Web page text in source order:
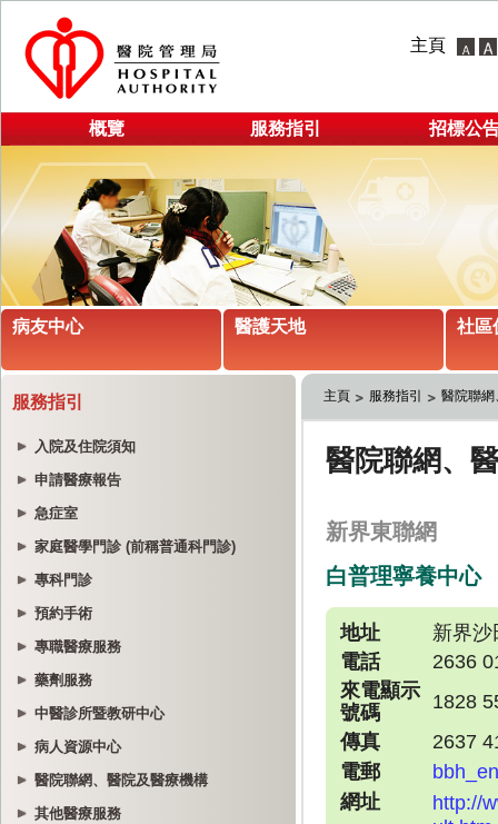
主頁
概覽 服務指引 招標公
病友中心 醫護天地 社區
服務指引
入院及住院須知
申請醫療報告
急症室
家庭醫學門診 (前稱普通科門診)
專科門診
預約手術
專職醫療服務
藥劑服務
中醫診所暨教研中心
病人資源中心
醫院聯網、醫院及醫療機構
其他醫療服務
主頁 服務指引 醫院聯網